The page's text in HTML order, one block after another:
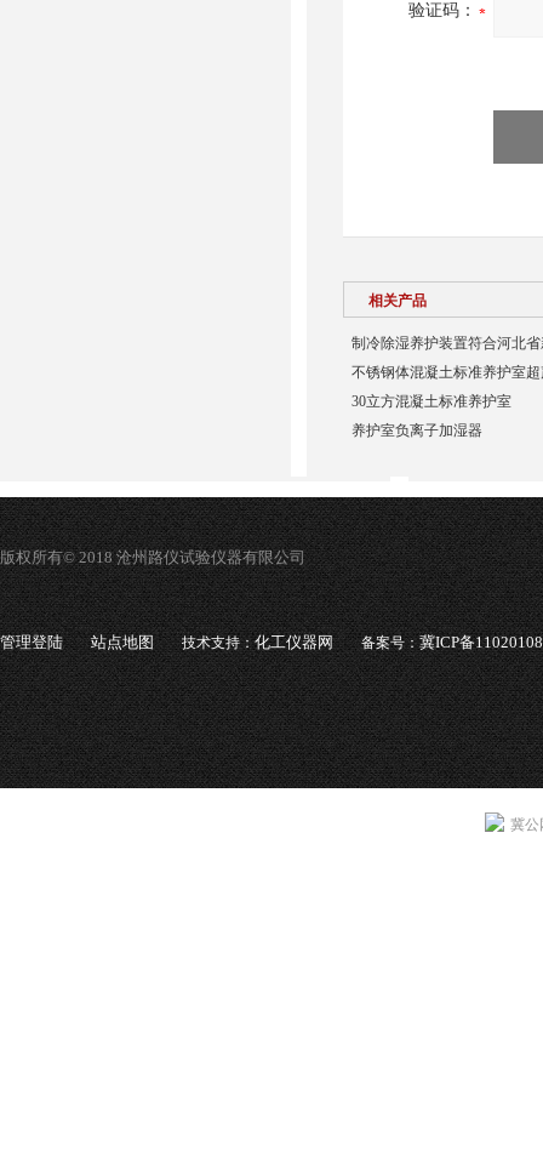
验证码：
相关产品
制冷除湿养护装置符合河北
不锈钢体混凝土标准养护室
30立方混凝土标准养护室
养护室负离子加湿器
版权所有© 2018 沧州路仪试验仪器有限公司
管理登陆 站点地图 技术支持：化工仪器网 备案号：冀ICP备
冀公